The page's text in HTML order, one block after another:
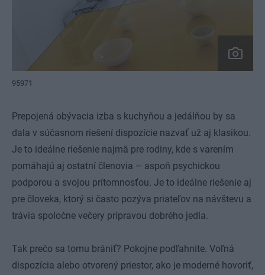
95971
Prepojená obývacia izba s kuchyňou a jedálňou by sa
dala v súčasnom riešení dispozície nazvať už aj klasikou.
Je to ideálne riešenie najmä pre rodiny, kde s varením
pomáhajú aj ostatní členovia – aspoň psychickou
podporou a svojou prítomnosťou. Je to ideálne riešenie aj
pre človeka, ktorý si často pozýva priateľov na návštevu a
trávia spoločne večery prípravou dobrého jedla.
Tak prečo sa tomu brániť? Pokojne podľahnite. Voľná
dispozícia alebo otvorený priestor, ako je moderné hovoriť,